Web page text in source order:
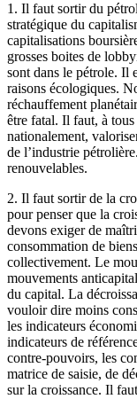
1. Il faut sortir du
stratégique du
capitalisations
grosses boites de
sont dans le pétrole. Il
raisons écologiques.
réchauffement
être fatal. Il faut, à
nationalement,
de l’industrie
renouvelables.
2. Il faut sortir de la
pour penser que la
devons exiger de
consommation de
collectivement. Le
mouvements
du capital. La
vouloir dire moins
les indicateurs
indicateurs de
contre-pouvoirs, les
matrice de saisie, de
sur la croissance. Il